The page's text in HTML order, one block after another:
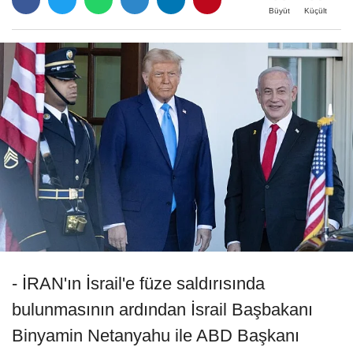
Büyüt Küçült
- İRAN'ın İsrail'e füze saldırısında
bulunmasının ardından İsrail Başbakanı
Binyamin Netanyahu ile ABD Başkanı